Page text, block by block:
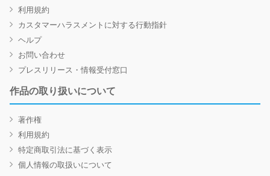
利用規約
カスタマーハラスメントに対する行動指針
ヘルプ
お問い合わせ
プレスリリース・情報受付窓口
作品の取り扱いについて
著作権
利用規約
特定商取引法に基づく表示
個人情報の取扱いについて